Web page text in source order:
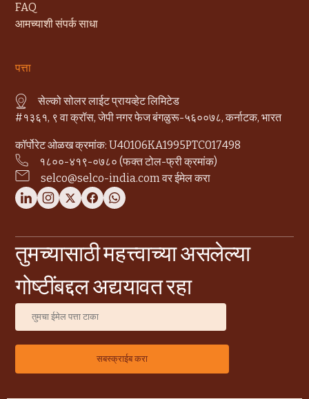
FAQ
आमच्याशी संपर्क साधा
पत्ता
सेल्को सोलर लाईट प्रायव्हेट लिमिटेड
#१३६१, ९ वा क्रॉस, जेपी नगर फेज बंगळुरू-५६००७८, कर्नाटक, भारत
कॉर्पोरेट ओळख क्रमांक: U40106KA1995PTC017498
१८००-४१९-०७८० (फक्त टोल-फ्री क्रमांक)
selco@selco-india.com वर ईमेल करा
तुमच्यासाठी महत्त्वाच्या असलेल्या
गोष्टींबद्दल अद्ययावत रहा